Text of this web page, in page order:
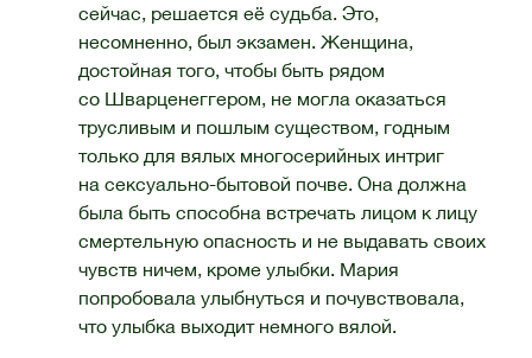
сейчас, решается её судьба. Это,
несомненно, был экзамен. Женщина,
достойная того, чтобы быть рядом
со Шварценеггером, не могла оказаться
трусливым и пошлым существом, годным
только для вялых многосерийных интриг
на сексуально-бытовой почве. Она должна
была быть способна встречать лицом к лицу
смертельную опасность и не выдавать своих
чувств ничем, кроме улыбки. Мария
попробовала улыбнуться и почувствовала,
что улыбка выходит немного вялой.